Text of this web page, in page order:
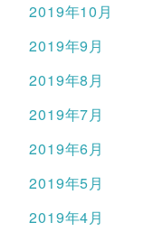
2019年10月
2019年9月
2019年8月
2019年7月
2019年6月
2019年5月
2019年4月